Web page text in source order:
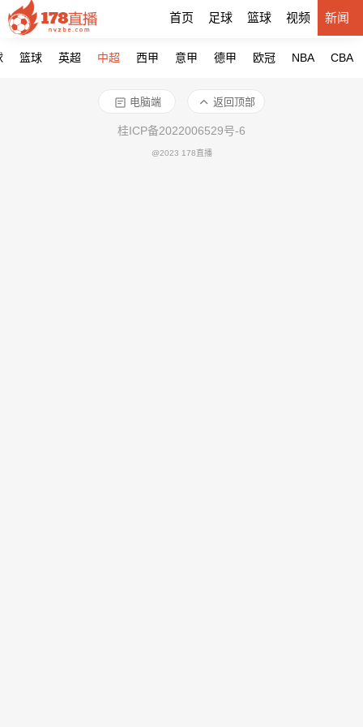
首页 足球 篮球 视频 新闻
篮球 英超 中超 西甲 意甲 德甲 欧冠 NBA CBA
电脑端 返回顶部
桂ICP备2022006529号-6
@2023 178直播